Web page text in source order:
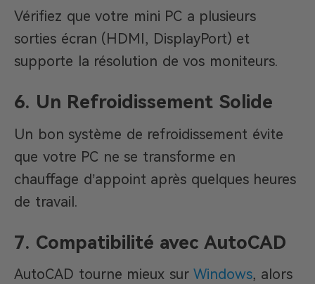
Vérifiez que votre mini PC a plusieurs
sorties écran (HDMI, DisplayPort) et
supporte la résolution de vos moniteurs.
6. Un Refroidissement Solide
Un bon système de refroidissement évite
que votre PC ne se transforme en
chauffage d’appoint après quelques heures
de travail.
7. Compatibilité avec AutoCAD
AutoCAD tourne mieux surWindows, alors